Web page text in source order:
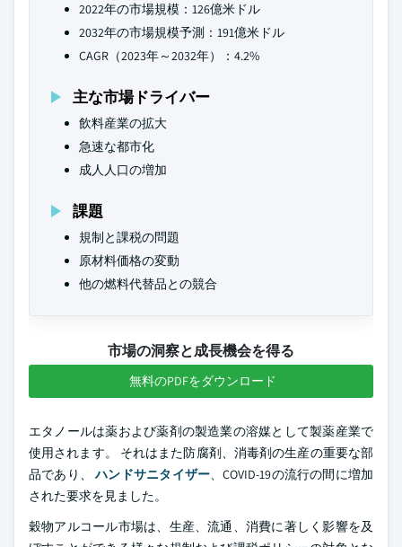
2022年の市場規模：126億米ドル
2032年の市場規模予測：191億米ドル
CAGR（2023年～2032年）：4.2%
主な市場ドライバー
飲料産業の拡大
急速な都市化
成人人口の増加
課題
規制と課税の問題
原材料価格の変動
他の燃料代替品との競合
市場の洞察と成長機会を得る
無料のPDFをダウンロード
エタノールは薬および薬剤の製造業の溶媒として製薬産業で
使用されます。 それはまた防腐剤、消毒剤の生産の重要な部
品であり、ハンドサニタイザー、COVID-19の流行の間に増加
された要求を見ました。
穀物アルコール市場は、生産、流通、消費に著しく影響を及